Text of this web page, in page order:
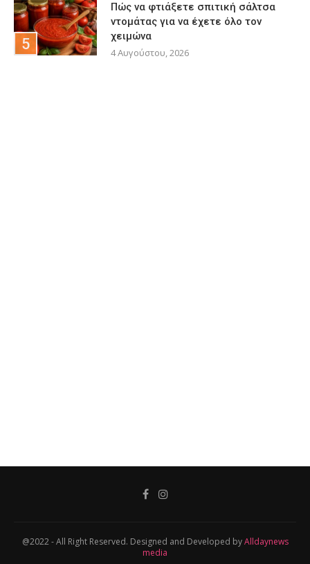
Πώς να φτιάξετε σπιτική σάλτσα
ντομάτας για να έχετε όλο τον
χειμώνα
4 Αυγούστου, 2026
@2022 - All Right Reserved. Designed and Developed byAlldaynews
media